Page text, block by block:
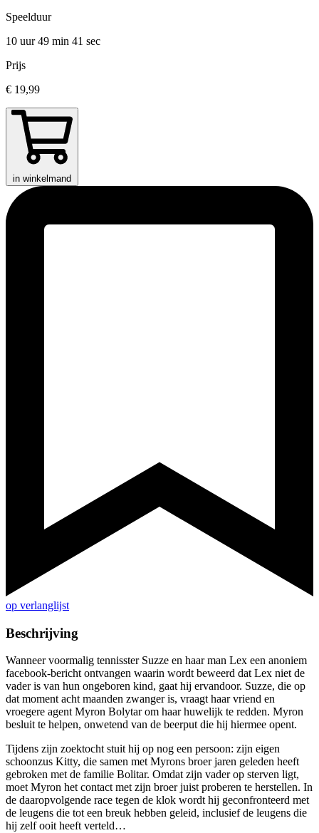
Speelduur
10 uur 49 min 41 sec
Prijs
€ 19,99
in winkelmand
op verlanglijst
Beschrijving
Wanneer voormalig tennisster Suzze en haar man Lex een anoniem
facebook-bericht ontvangen waarin wordt beweerd dat Lex niet de
vader is van hun ongeboren kind, gaat hij ervandoor. Suzze, die op
dat moment acht maanden zwanger is, vraagt haar vriend en
vroegere agent Myron Bolytar om haar huwelijk te redden. Myron
besluit te helpen, onwetend van de beerput die hij hiermee opent.
Tijdens zijn zoektocht stuit hij op nog een persoon: zijn eigen
schoonzus Kitty, die samen met Myrons broer jaren geleden heeft
gebroken met de familie Bolitar. Omdat zijn vader op sterven ligt,
moet Myron het contact met zijn broer juist proberen te herstellen. In
de daaropvolgende race tegen de klok wordt hij geconfronteerd met
de leugens die tot een breuk hebben geleid, inclusief de leugens die
hij zelf ooit heeft verteld…